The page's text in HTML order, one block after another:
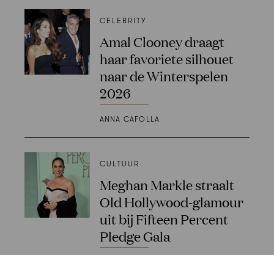
CELEBRITY
Amal Clooney draagt
haar favoriete silhouet
naar de Winterspelen
2026
ANNA CAFOLLA
CULTUUR
Meghan Markle straalt
Old Hollywood-glamour
uit bij Fifteen Percent
Pledge Gala